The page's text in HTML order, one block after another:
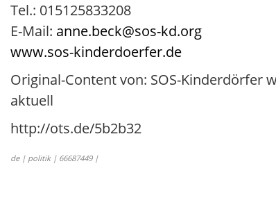
Tel.: 015125833208
E-Mail: anne.beck@sos-kd.org
www.sos-kinderdoerfer.de
Original-Content von: SOS-Kinderdörfer
aktuell
http://ots.de/5b2b32
de | politik | 66687449 |